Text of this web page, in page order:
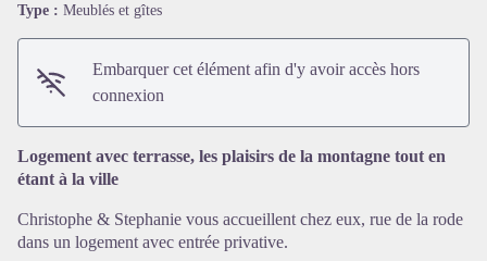
Type : Meublés et gîtes
Embarquer cet élément afin d'y avoir accès hors
connexion
Logement avec terrasse, les plaisirs de la montagne tout en
étant à la ville
Christophe & Stephanie vous accueillent chez eux, rue de la rode
dans un logement avec entrée privative.